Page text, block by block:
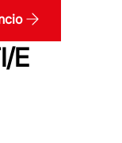
E